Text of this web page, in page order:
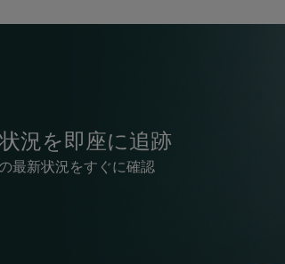
況を即座に追跡
最新状況をすぐに確認